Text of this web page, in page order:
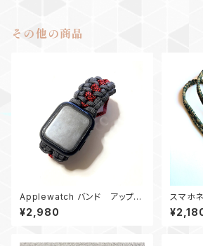
その他の商品
Applewatch バンド アップル
ウォッチ バンド44_スネイクトレ
イル_赤黒・グレイ
¥2,980
スマホ
ショル